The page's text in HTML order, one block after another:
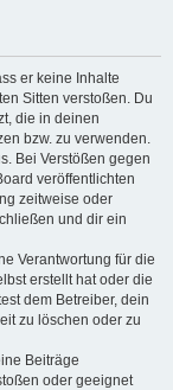
er keine Inhalte
Sitten verstoßen. Du
die in deinen
bzw. zu verwenden.
Bei Verstößen gegen
veröffentlichten
zeitweise oder
und dir ein
Verantwortung für die
erstellt hat oder die
dem Betreiber, dein
zu löschen oder zu
Beiträge
oder geeignet